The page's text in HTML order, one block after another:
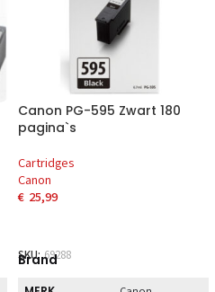
Canon PG-595 Zwart 180
pagina`s
Cartridges
Canon
€ 25,99
SKU:69288
Brand